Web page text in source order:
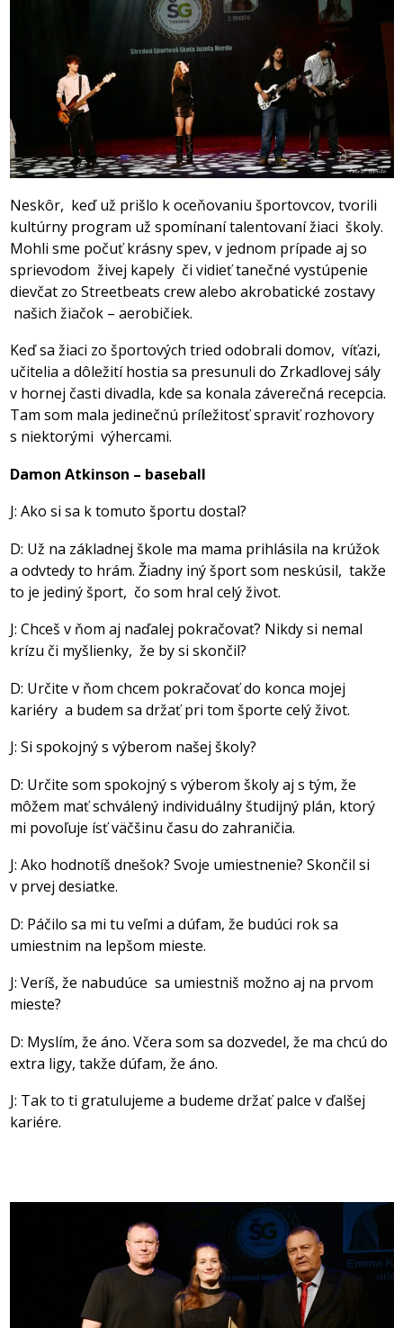
Neskôr, keď už prišlo k oceňovaniu športovcov, tvorili
kultúrny program už spomínaní talentovaní žiaci školy.
Mohli sme počuť krásny spev, v jednom prípade aj so
sprievodom živej kapely či vidieť tanečné vystúpenie
dievčat zo Streetbeats crew alebo akrobatické zostavy
našich žiačok – aerobičiek.
Keď sa žiaci zo športových tried odobrali domov, víťazi,
učitelia a dôležití hostia sa presunuli do Zrkadlovej sály
v hornej časti divadla, kde sa konala záverečná recepcia.
Tam som mala jedinečnú príležitosť spraviť rozhovory
s niektorými výhercami.
Damon Atkinson – baseball
J: Ako si sa k tomuto športu dostal?
D: Už na základnej škole ma mama prihlásila na krúžok
a odvtedy to hrám. Žiadny iný šport som neskúsil, takže
to je jediný šport, čo som hral celý život.
J: Chceš v ňom aj naďalej pokračovať? Nikdy si nemal
krízu či myšlienky, že by si skončil?
D: Určite v ňom chcem pokračovať do konca mojej
kariéry a budem sa držať pri tom športe celý život.
J: Si spokojný s výberom našej školy?
D: Určite som spokojný s výberom školy aj s tým, že
môžem mať schválený individuálny študijný plán, ktorý
mi povoľuje ísť väčšinu času do zahraničia.
J: Ako hodnotíš dnešok? Svoje umiestnenie? Skončil si
v prvej desiatke.
D: Páčilo sa mi tu veľmi a dúfam, že budúci rok sa
umiestnim na lepšom mieste.
J: Veríš, že nabudúce sa umiestniš možno aj na prvom
mieste?
D: Myslím, že áno. Včera som sa dozvedel, že ma chcú do
extra ligy, takže dúfam, že áno.
J: Tak to ti gratulujeme a budeme držať palce v ďalšej
kariére.